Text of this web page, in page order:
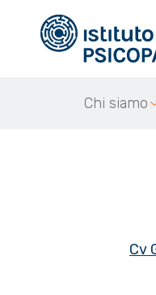
Chi siamo
Cv